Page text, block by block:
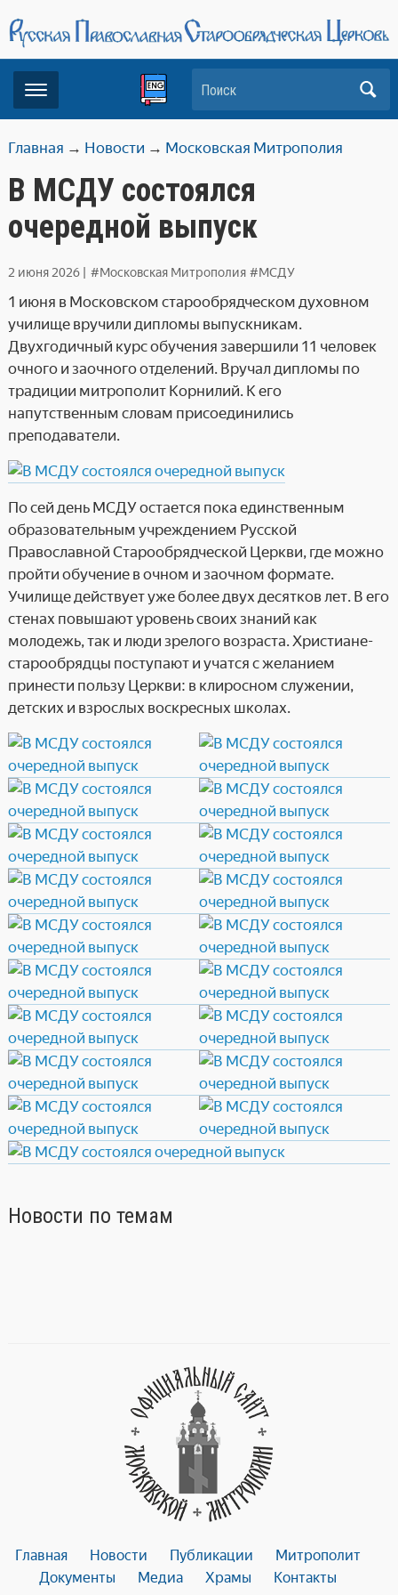
Поиск
Главная → Новости → Московская Митрополия
Новости по темам
В МСДУ состоялся
очередной выпуск
2 июня 2026 #Московская Митрополия #МСДУ
1 июня в Московском старообрядческом духовном
училище вручили дипломы выпускникам.
Двухгодичный курс обучения завершили 11 человек
очного и заочного отделений. Вручал дипломы по
традиции митрополит Корнилий. К его
напутственным словам присоединились
преподаватели.
По сей день МСДУ остается пока единственным
образовательным учреждением Русской
Православной Старообрядческой Церкви, где можно
пройти обучение в очном и заочном формате.
Училище действует уже более двух десятков лет. В его
стенах повышают уровень своих знаний как
молодежь, так и люди зрелого возраста. Христиане-
старообрядцы поступают и учатся с желанием
принести пользу Церкви: в клиросном служении,
детских и взрослых воскресных школах.
Главная Новости Публикации
Митрополит
Документы
Медиа Храмы Контакты